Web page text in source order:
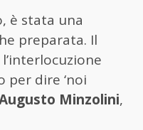
è stata una
preparata. Il
per dire ‘noi
Minzolini,